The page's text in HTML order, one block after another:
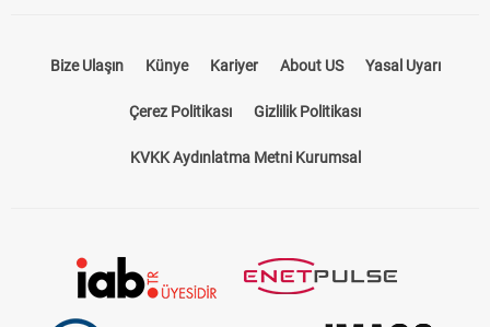
Bize Ulaşın Künye Kariyer About US Yasal Uyarı
Çerez Politikası Gizlilik Politikası
KVKK Aydınlatma Metni Kurumsal